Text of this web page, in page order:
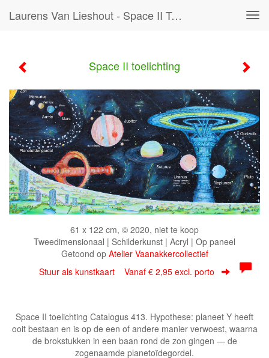
Laurens Van Lieshout - Space II Toelichting
Space II toelichting
61 x 122 cm, © 2020, niet te koop
Tweedimensionaal | Schilderkunst | Acryl | Op paneel
Getoond op Atelier Vaanakkercollectief
Stuur als kunstkaart Vanaf € 2,95 excl. porto
Space II toelichting Catalogus 413. Hypothese: planeet Y heeft
ooit bestaan en is op de een of andere manier verwoest, waarna
de brokstukken in een baan rond de zon gingen — de
zogenaamde planetoïdegordel.